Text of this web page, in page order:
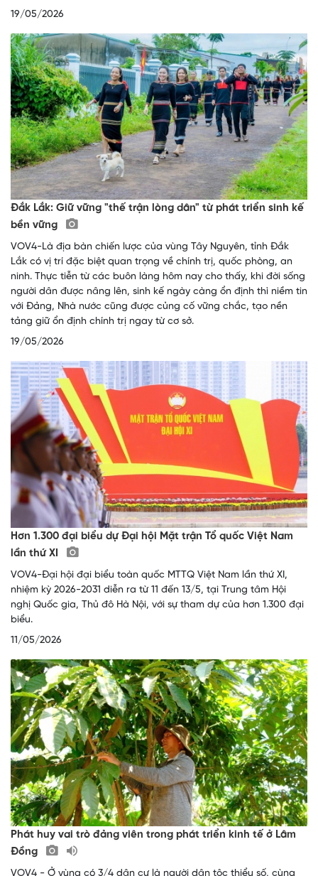
19/05/2026
Đắk Lắk: Giữ vững "thế trận lòng dân" từ phát triển sinh kế
bền vững
VOV4-Là địa bàn chiến lược của vùng Tây Nguyên, tỉnh Đắk
Lắk có vị trí đặc biệt quan trọng về chính trị, quốc phòng, an
ninh. Thực tiễn từ các buôn làng hôm nay cho thấy, khi đời sống
người dân được nâng lên, sinh kế ngày càng ổn định thì niềm tin
với Đảng, Nhà nước cũng được củng cố vững chắc, tạo nền
tảng giữ ổn định chính trị ngay từ cơ sở.
19/05/2026
Hơn 1.300 đại biểu dự Đại hội Mặt trận Tổ quốc Việt Nam
lần thứ XI
VOV4-Đại hội đại biểu toàn quốc MTTQ Việt Nam lần thứ XI,
nhiệm kỳ 2026-2031 diễn ra từ 11 đến 13/5, tại Trung tâm Hội
nghị Quốc gia, Thủ đô Hà Nội, với sự tham dự của hơn 1.300 đại
biểu.
11/05/2026
Phát huy vai trò đảng viên trong phát triển kinh tế ở Lâm
Đồng
VOV4 - Ở vùng có 3/4 dân cư là người dân tộc thiểu số, cùng